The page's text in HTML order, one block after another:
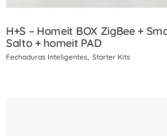
H+S – Homeit BOX ZigBee +
Salto + homeit PAD
Fechaduras Inteligentes Starter Kits